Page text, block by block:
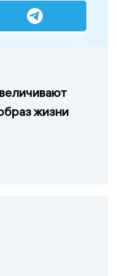
жизни